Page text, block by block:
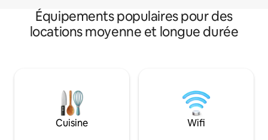
Équipements populaires pour des
locations moyenne et longue durée
Cuisine Wifi